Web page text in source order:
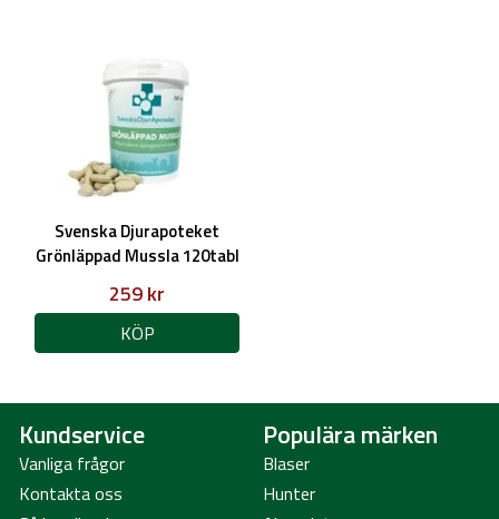
Svenska Djurapoteket
Grönläppad Mussla 120tabl
259 kr
KÖP
Kundservice
Vanliga frågor
Kontakta oss
Populära märken
Blaser
Hunter